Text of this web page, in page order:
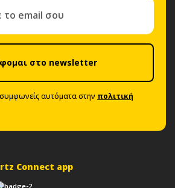
στο newsletter
αυτόματα στην πολιτική
Connect app